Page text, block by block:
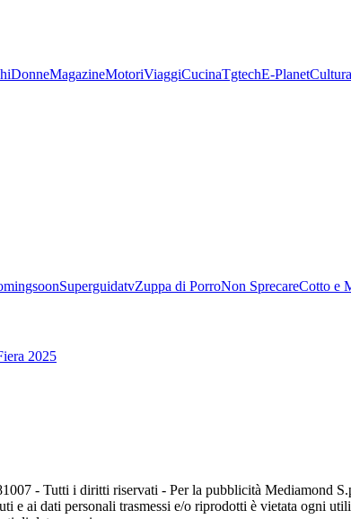
DonneMagazineMotoriViaggiCucinaTgtechE-PlanetCultura
SuperguidatvZuppa di PorroNon SprecareCotto e
2025
- Tutti i diritti riservati - Per la pubblicità Mediamond
e ai dati personali trasmessi e/o riprodotti è vietata ogni